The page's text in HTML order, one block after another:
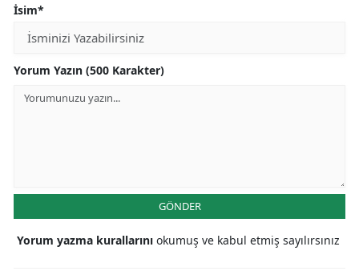
İsim*
Yorum Yazın (500 Karakter)
GÖNDER
Yorum yazma kurallarını okumuş ve kabul etmiş sayılırsınız